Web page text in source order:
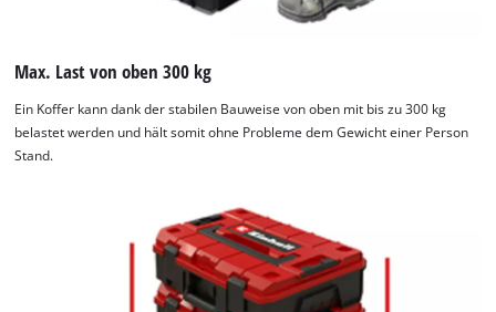
Max. Last von oben 300 kg
Ein Koffer kann dank der stabilen Bauweise von oben mit bis zu 300 kg
belastet werden und hält somit ohne Probleme dem Gewicht einer Person
Stand.